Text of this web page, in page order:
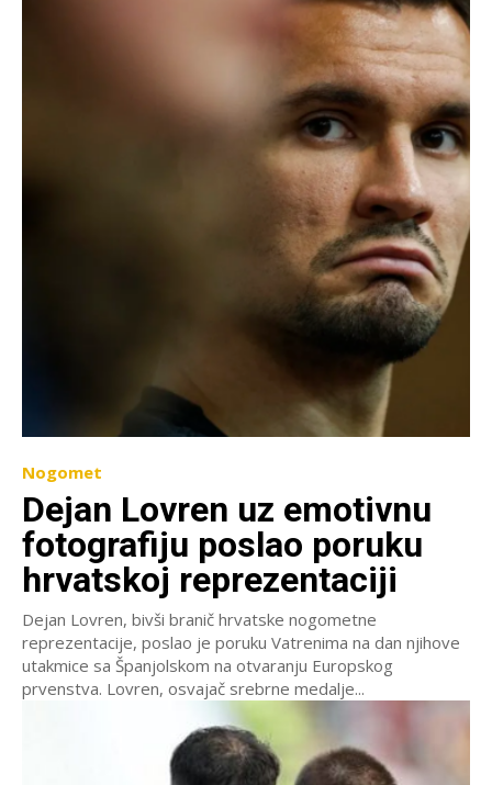
Nogomet
Dejan Lovren uz emotivnu
fotografiju poslao poruku
hrvatskoj reprezentaciji
Dejan Lovren, bivši branič hrvatske nogometne
reprezentacije, poslao je poruku Vatrenima na dan njihove
utakmice sa Španjolskom na otvaranju Europskog
prvenstva. Lovren, osvajač srebrne medalje...